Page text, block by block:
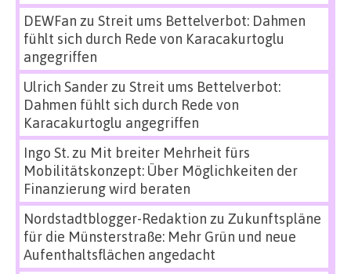
DEWFan zu Streit ums Bettelverbot: Dahmen
fühlt sich durch Rede von Karacakurtoglu
angegriffen
Ulrich Sanderzu Streit ums Bettelverbot:
Dahmen fühlt sich durch Rede von
Karacakurtoglu angegriffen
Ingo St.zu Mit breiter Mehrheit fürs
Mobilitätskonzept: Über Möglichkeiten der
Finanzierung wird beraten
Nordstadtblogger-Redaktion zu Zukunftspläne
für die Münsterstraße: Mehr Grün und neue
Aufenthaltsflächen angedacht